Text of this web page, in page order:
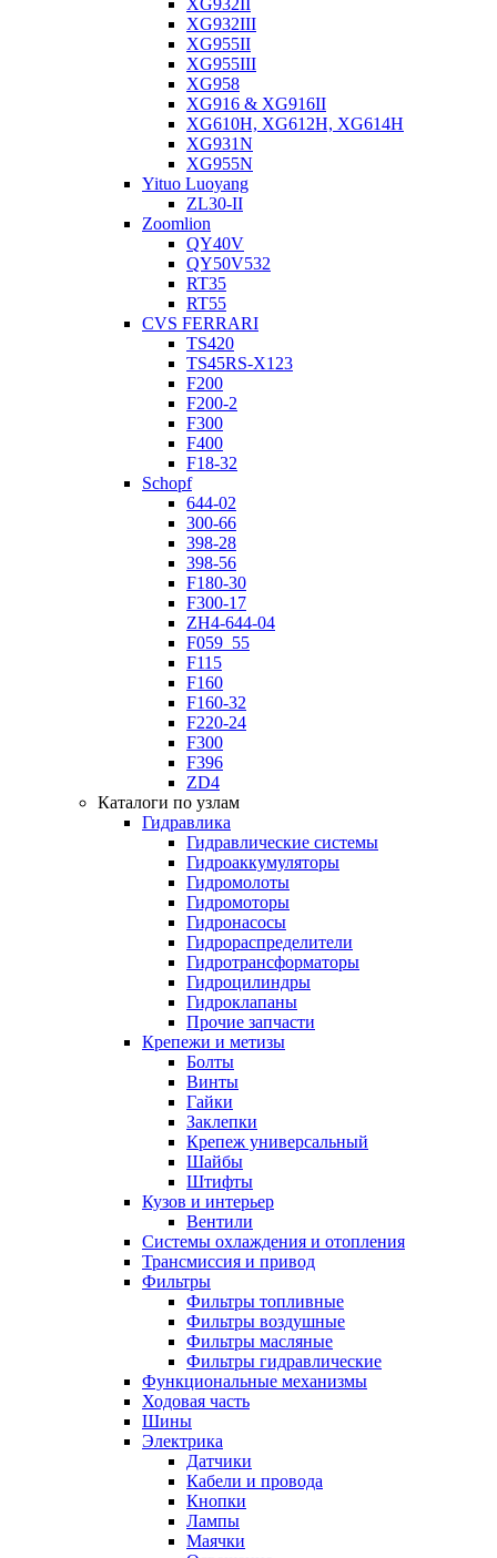
XG932II
XG932III
XG955II
XG955III
XG958
XG916 & XG916II
XG610H, XG612H, XG614H
XG931N
XG955N
Yituo Luoyang
ZL30-II
Zoomlion
QY40V
QY50V532
RT35
RT55
CVS FERRARI
TS420
TS45RS-X123
F200
F200-2
F300
F400
F18-32
Schopf
644-02
300-66
398-28
398-56
F180-30
F300-17
ZH4-644-04
F059_55
F115
F160
F160-32
F220-24
F300
F396
ZD4
Каталоги по узлам
Гидравлика
Гидравлические системы
Гидроаккумуляторы
Гидромолоты
Гидромоторы
Гидронасосы
Гидрораспределители
Гидротрансформаторы
Гидроцилиндры
Гидроклапаны
Прочие запчасти
Крепежи и метизы
Болты
Винты
Гайки
Заклепки
Крепеж универсальный
Шайбы
Штифты
Кузов и интерьер
Вентили
Системы охлаждения и отопления
Трансмиссия и привод
Фильтры
Фильтры топливные
Фильтры воздушные
Фильтры масляные
Фильтры гидравлические
Функциональные механизмы
Ходовая часть
Шины
Электрика
Датчики
Кабели и провода
Кнопки
Лампы
Маячки